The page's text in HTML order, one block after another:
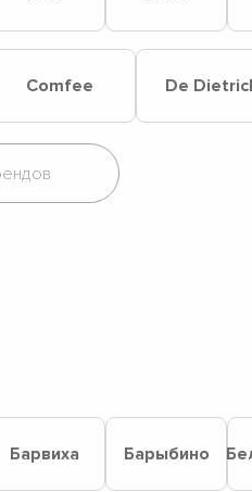
Comfee De
Барвиха Барыбино